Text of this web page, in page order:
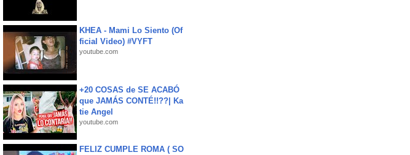
KHEA - Mami Lo Siento (Of
ficial Video) #VYFT
youtube.com
+20 COSAS de SE ACABÓ
que JAMÁS CONTÉ!!??| Ka
tie Angel
youtube.com
FELIZ CUMPLE ROMA ( SO